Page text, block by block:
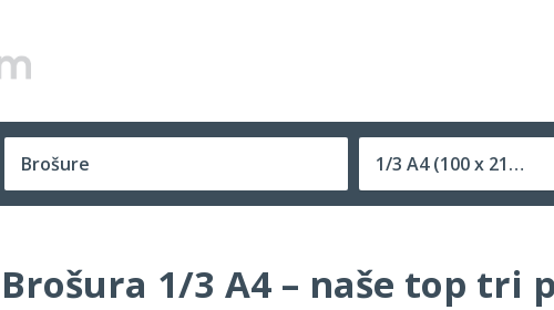
1/3 A4 (100 x 210 mm)
Velikost (zaprte) tiskovine
Brošura 1/3 A4 – naše top tri